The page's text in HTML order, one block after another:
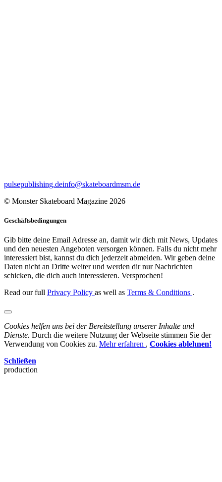
pulsepublishing.deinfo@skateboardmsm.de
© Monster Skateboard Magazine 2026
Geschäftsbedingungen
Gib bitte deine Email Adresse an, damit wir dich mit News, Updates
und den neuesten Angeboten versorgen können. Falls du nicht mehr
interessiert bist, kannst du dich jederzeit abmelden. Wir geben deine
Daten nicht an Dritte weiter und werden dir nur Nachrichten
schicken, die dich auch interessieren. Versprochen!
Read our full Privacy Policy as well as Terms & Conditions .
Cookies helfen uns bei der Bereitstellung unserer Inhalte und
Dienste. Durch die weitere Nutzung der Webseite stimmen Sie der
Verwendung von Cookies zu. Mehr erfahren , Cookies ablehnen!
Schließen
production